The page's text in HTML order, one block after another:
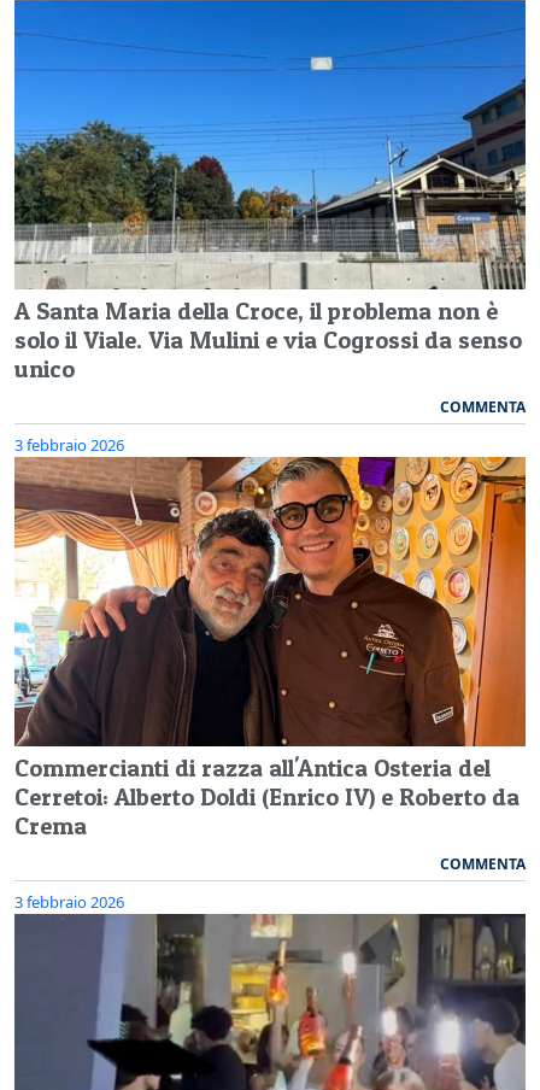
A Santa Maria della Croce, il problema non è
solo il Viale. Via Mulini e via Cogrossi da senso
unico
COMMENTA
3 febbraio 2026
Commercianti di razza all'Antica Osteria del
Cerretoi: Alberto Doldi (Enrico IV) e Roberto da
Crema
COMMENTA
3 febbraio 2026